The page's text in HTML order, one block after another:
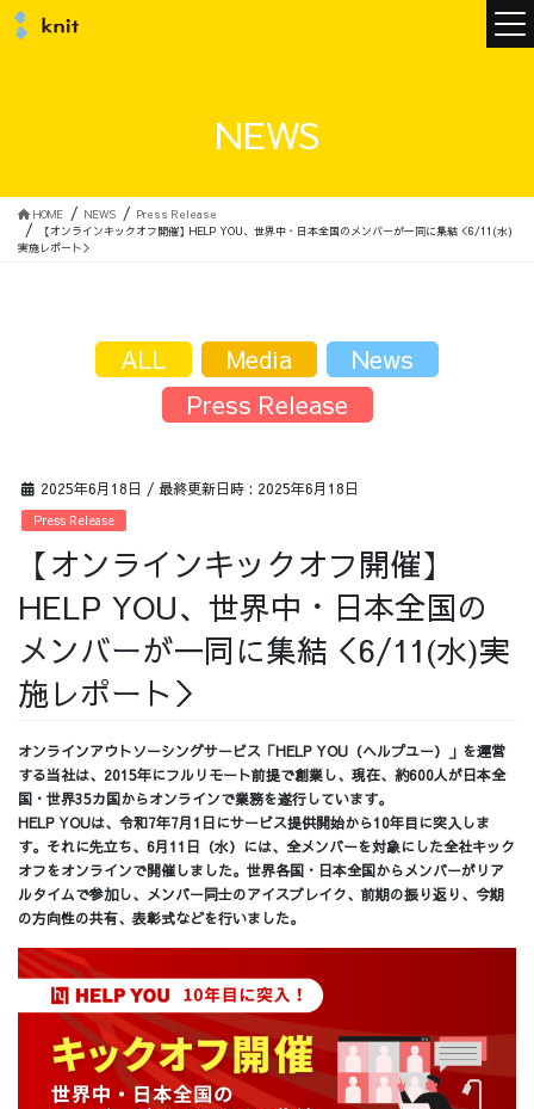
メンバー
サービス
採用情報
採用情報トップ
チームインタビュー02 チームインタビュー03
お問い合わせ
NEWS
HOME NEWS
Press Release
【オンラインキックオフ開催】HELP YOU、世界中・日本全国のメンバーが一同に集結＜6/11(水)
実施レポート＞
2025年6月18日 / 最終更新日時 : 2025年6月18日
Press Release
【オンラインキックオフ開催】
HELP YOU、世界中・日本全国の
メンバーが一同に集結＜6/11(水)実
施レポート＞
オンラインアウトソーシングサービス「HELP YOU（ヘルプユー）」を運営
する当社は、2015年にフルリモート前提で創業し、現在、約600人が日本全
国・世界35カ国からオンラインで業務を遂行しています。
HELP YOUは、令和7年7月1日にサービス提供開始から10年目に突入しま
す。それに先立ち、6月11日（水）には、全メンバーを対象にした全社キック
オフをオンラインで開催しました。世界各国・日本全国からメンバーがリア
ルタイムで参加し、メンバー同士のアイスブレイク、前期の振り返り、今期
の方向性の共有、表彰式などを行いました。
ALL Media
News
Press Release